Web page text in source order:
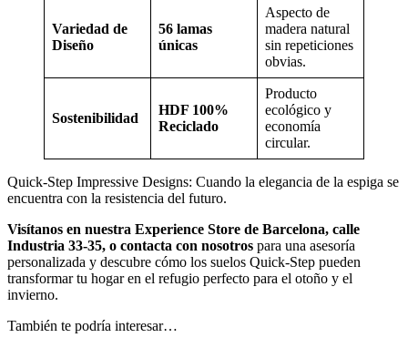
Variedad de
Diseño
56 lamas
únicas
Aspecto de
madera natural
sin repeticiones
obvias.
Sostenibilidad
HDF 100%
Reciclado
Producto
ecológico y
economía
circular.
Quick-Step Impressive Designs: Cuando la elegancia de la espiga se
encuentra con la resistencia del futuro.
Visítanos en nuestra Experience Store de Barcelona, calle
Industria 33-35, o contacta con nosotros para una asesoría
personalizada y descubre cómo los suelos Quick-Step pueden
transformar tu hogar en el refugio perfecto para el otoño y el
invierno.
También te podría interesar…